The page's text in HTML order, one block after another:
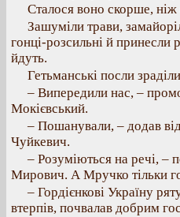
Сталося воно скорше, ніж
Зашуміли трави,
гонці-розсильні й принесли
йдуть.
Гетьманські посли
– Випередили нас, –
Мокієвський.
– Пошанували, – додав
Чуйкевич.
– Розуміються на речі, –
Мирович. А Мручко тільки
– Гордієнкові Україну
втерпів, почвалав добрим